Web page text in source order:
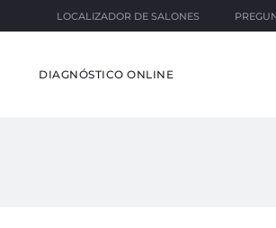
LOCALIZADOR DE SALONES
DIAGNÓSTICO ONLINE